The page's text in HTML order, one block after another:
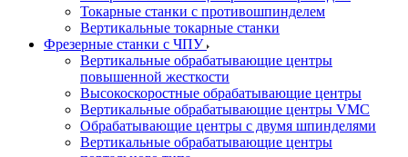
Токарные станки с противошпинделем
Вертикальные токарные станки
Фрезерные станки с ЧПУ
Вертикальные обрабатывающие центры
повышенной жесткости
Высокоскоростные обрабатывающие центры
Вертикальные обрабатывающие центры VMC
Обрабатывающие центры с двумя шпинделями
Вертикальные обрабатывающие центры